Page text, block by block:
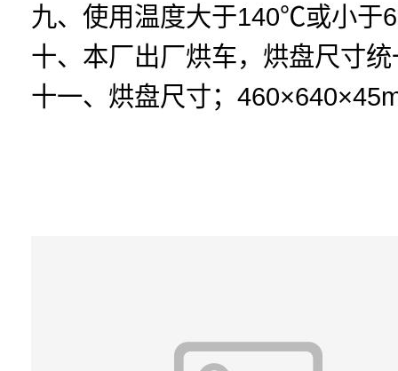
九、使用温度大于140℃或小于
十、本厂出厂烘车，烘盘尺寸
十一、烘盘尺寸；